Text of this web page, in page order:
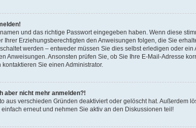
und das richtige Passwort eingegeben haben. Wenn diese
Ihrer Erziehungsberechtigten den Anweisungen folgen, die Sie
werden – entweder müssen Sie dies selbst erledigen oder
Anweisungen. Ansonsten prüfen Sie, ob Sie Ihre E-Mail-Adresse
Sie einen Administrator.
aber nicht mehr anmelden?!
aus verschieden Gründen deaktiviert oder gelöscht hat.
erneut und nehmen Sie aktiv an den Diskussionen teil!